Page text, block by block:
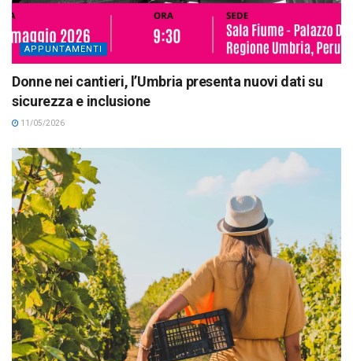
APPUNTAMENTI
Donne nei cantieri, l’Umbria presenta nuovi dati su
sicurezza e inclusione
11/05/2026